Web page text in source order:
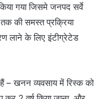
गया जिसमे जनपद सर्वे
की समस्त प्रक्रिया
लाने के लिए इंटीग्रेटेड
– खनन व्यवसाय में रिस्क को